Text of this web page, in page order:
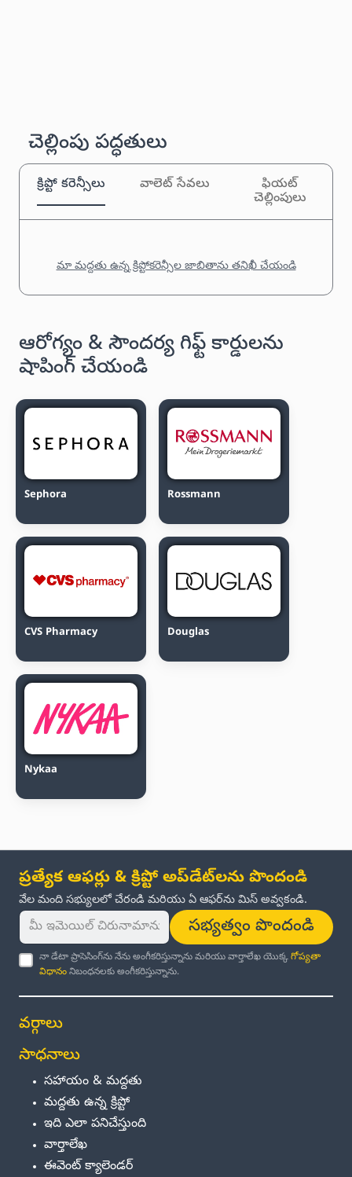
చెల్లింపు పద్ధతులు
క్రిప్టో కరెన్సీలు వాలెట్ సేవలు
ఫియట్
చెల్లింపులు
మా మద్దతు ఉన్న క్రిప్టోకరెన్సీల జాబితాను తనిఖీ చేయండి
ఆరోగ్యం & సౌందర్య గిఫ్ట్ కార్డులను
షాపింగ్ చేయండి
Sephora Rossmann
CVS Pharmacy Douglas
Nykaa
ప్రత్యేక ఆఫర్లు & క్రిప్టో అప్‌డేట్‌లను పొందండి
వేల మంది సభ్యులలో చేరండి మరియు ఏ ఆఫర్‌ను మిస్ అవ్వకండి.
సభ్యత్వం పొందండి
నా డేటా ప్రాసెసింగ్‌ను నేను అంగీకరిస్తున్నాను మరియు వార్తాలేఖ యొక్కగోప్యతా
విధానంనిబంధనలకు అంగీకరిస్తున్నాను.
వర్గాలు
సాధనాలు
సహాయం & మద్దతు
మద్దతు ఉన్న క్రిప్టో
ఇది ఎలా పనిచేస్తుంది
వార్తాలేఖ
ఈవెంట్ క్యాలెండర్